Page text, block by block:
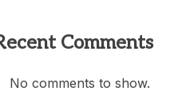
Comments
No comments to show.